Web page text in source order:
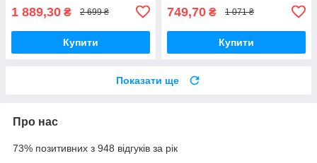
1 889,30 ₴ 2 699 ₴
Купити
749,70 ₴ 1 071 ₴
Купити
Показати ще
Про нас
73% позитивних з 948 відгуків за рік